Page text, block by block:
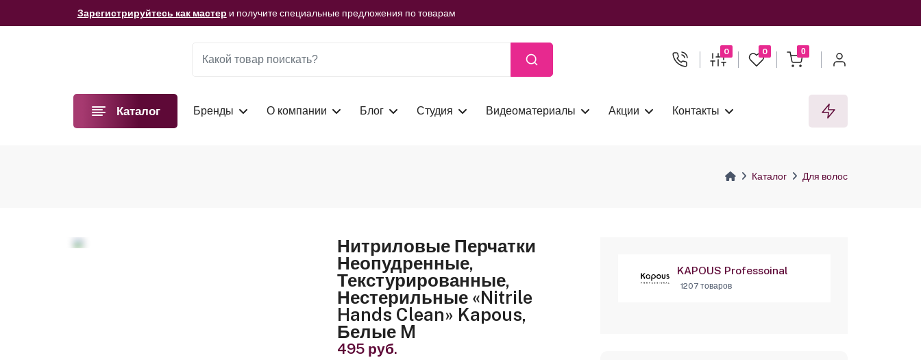
Зарегистрируйтесь как мастер и получите специальные предложения по товарам
Мы подготовили для вас видеоматериалы! Смотреть сейчас
0 0 0
Каталог Бренды О компании Блог Студия Видеоматериалы Акции Контакты
Каталог Для волос
Нитриловые Перчатки
Неопудренные,
Текстурированные,
Нестерильные «Nitrile
Hands Clean» Kapous,
Белые M
495 руб.
KAPOUS Professoinal
1207 товаров